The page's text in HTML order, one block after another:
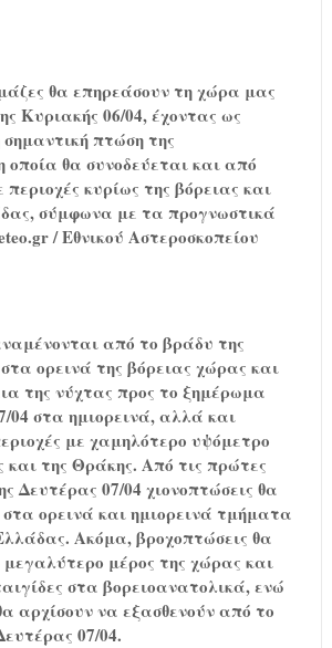
θα επηρεάσουν τη χώρα μας
Κυριακής 06/04, έχοντας ως
πτώση της
οποία θα συνοδεύεται και από
περιοχές κυρίως της βόρειας και
σύμφωνα με τα προγνωστικά
/ Εθνικού Αστεροσκοπείου
από το βράδυ της
ορεινά της βόρειας χώρας και
της νύχτας προς το ξημέρωμα
04 στα ημιορεινά, αλλά και
με χαμηλότερο υψόμετρο
και της Θράκης. Από τις πρώτες
Δευτέρας 07/04 χιονοπτώσεις θα
στα ορεινά και ημιορεινά τμήματα
Ακόμα, βροχοπτώσεις θα
μεγαλύτερο μέρος της χώρας και
στα βορειοανατολικά, ενώ
αρχίσουν να εξασθενούν από το
07/04.